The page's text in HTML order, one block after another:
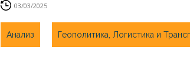
03/03/2025
Анализ Геополитика, Логистика и